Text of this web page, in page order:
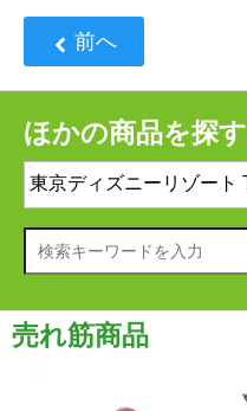
前へ
ほかの商品を探す
売れ筋商品